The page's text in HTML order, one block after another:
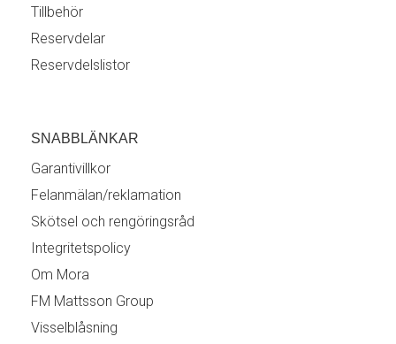
Tillbehör
Reservdelar
Reservdelslistor
SNABBLÄNKAR
Garantivillkor
Felanmälan/reklamation
Skötsel och rengöringsråd
Integritetspolicy
Om Mora
FM Mattsson Group
Visselblåsning